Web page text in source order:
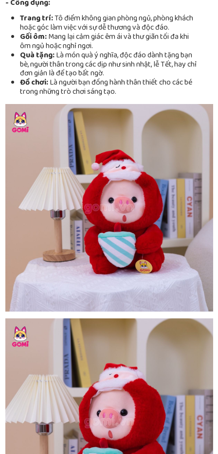
- Công dụng:
Trang trí:Tô điểm không gian phòng ngủ, phòng khách
hoặc góc làm việc với sự dễ thương và độc đáo.
Gối ôm:Mang lại cảm giác êm ái và thư giãn tối đa khi
ôm ngủ hoặc nghỉ ngơi.
Quà tặng:Là món quà ý nghĩa, độc đáo dành tặng bạn
bè, người thân trong các dịp như sinh nhật, lễ Tết, hay chỉ
đơn giản là để tạo bất ngờ.
Đồ chơi:Là người bạn đồng hành thân thiết cho các bé
trong những trò chơi sáng tạo.